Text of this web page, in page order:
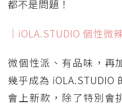
都不是問題！
｜iOLA.STUDIO 個性微
微個性派、有品味，再
幾乎成為 iOLA.STUDIO
會上新款，除了特別會